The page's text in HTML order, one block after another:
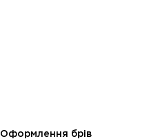
Оформлення брів